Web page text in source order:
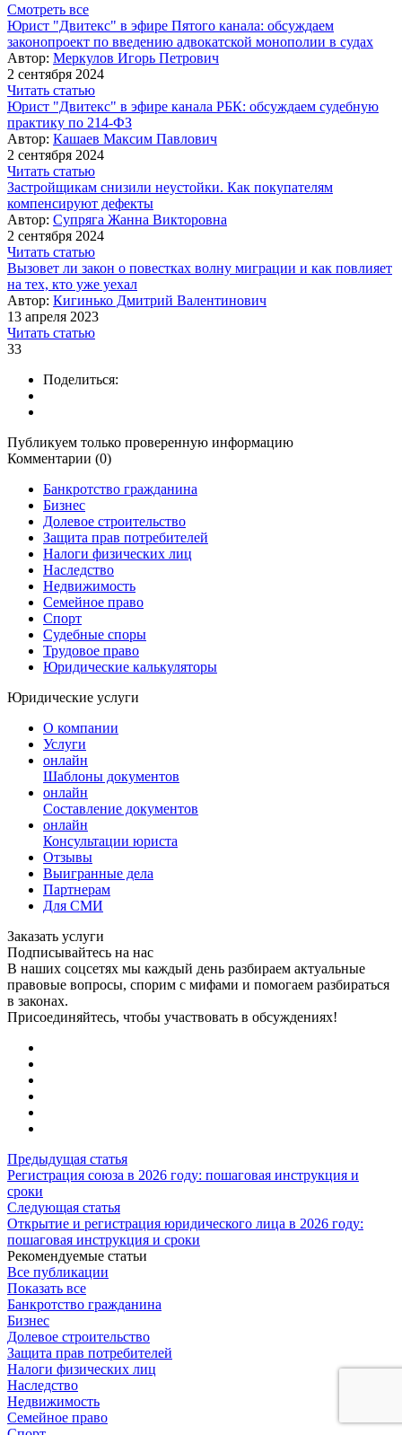
Смотреть все
Юрист "Двитекс" в эфире Пятого канала: обсуждаем
законопроект по введению адвокатской монополии в судах
Автор: Меркулов Игорь Петрович
2 сентября 2024
Читать статью
Юрист "Двитекс" в эфире канала РБК: обсуждаем судебную
практику по 214-ФЗ
Автор: Кашаев Максим Павлович
2 сентября 2024
Читать статью
Застройщикам снизили неустойки. Как покупателям
компенсируют дефекты
Автор: Супряга Жанна Викторовна
2 сентября 2024
Читать статью
Вызовет ли закон о повестках волну миграции и как повлияет
на тех, кто уже уехал
Автор: Кигинько Дмитрий Валентинович
13 апреля 2023
Читать статью
33
Поделиться:
Публикуем только проверенную информацию
Комментарии (0)
Банкротство гражданина
Бизнес
Долевое строительство
Защита прав потребителей
Налоги физических лиц
Наследство
Недвижимость
Семейное право
Спорт
Судебные споры
Трудовое право
Юридические калькуляторы
Юридические услуги
О компании
Услуги
онлайн
Шаблоны документов
онлайн
Составление документов
онлайн
Консультации юриста
Отзывы
Выигранные дела
Партнерам
Для СМИ
Заказать услуги
Подписывайтесь на нас
В наших соцсетях мы каждый день разбираем актуальные
правовые вопросы, спорим с мифами и помогаем разбираться
в законах.
Присоединяйтесь, чтобы участвовать в обсуждениях!
Предыдущая статья
Регистрация союза в 2026 году: пошаговая инструкция и
сроки
Следующая статья
Открытие и регистрация юридического лица в 2026 году:
пошаговая инструкция и сроки
Рекомендуемые статьи
Все публикации
Показать все
Банкротство гражданина
Бизнес
Долевое строительство
Защита прав потребителей
Налоги физических лиц
Наследство
Недвижимость
Семейное право